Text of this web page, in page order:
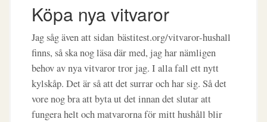
Köpa nya vitvaror
Jag såg även att sidan bästitest.org/vitvaror-hushall
finns, så ska nog läsa där med, jag har nämligen
behov av nya vitvaror tror jag. I alla fall ett nytt
kylskåp. Det är så att det surrar och har sig. Så det
vore nog bra att byta ut det innan det slutar att
fungera helt och matvarorna för mitt hushåll blir